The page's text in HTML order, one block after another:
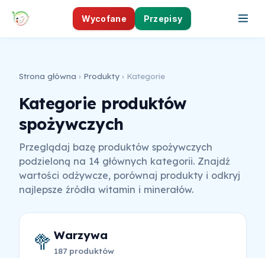
Wycofane Przepisy
Strona główna › Produkty› Kategorie
Kategorie produktów
spożywczych
Przeglądaj bazę produktów spożywczych
podzieloną na 14 głównych kategorii. Znajdź
wartości odżywcze, porównaj produkty i odkryj
najlepsze źródła witamin i minerałów.
🥦 Warzywa
187 produktów